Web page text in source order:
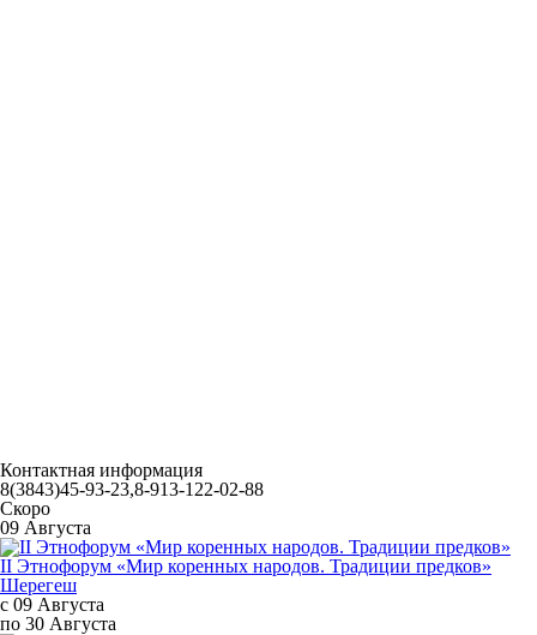
Контактная информация
8(3843)45-93-23,8-913-122-02-88
Скоро
09 Августа
II Этнофорум «Мир коренных народов. Традиции предков»
Шерегеш
с 09 Августа
по 30 Августа